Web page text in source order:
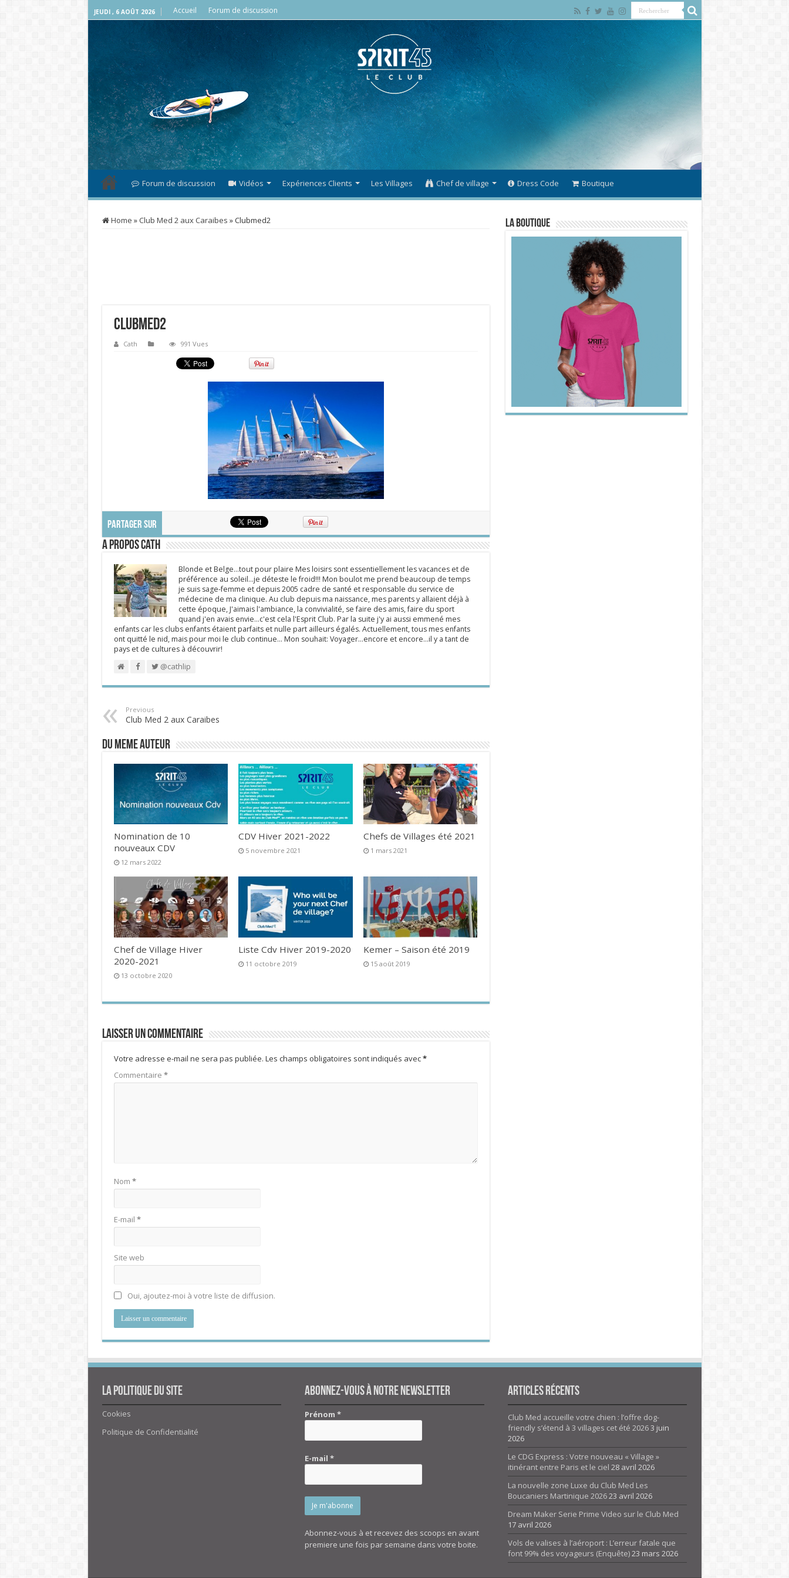
JEUDI , 6 AOÛT 2026 Accueil Forum de discussion
Forum de discussion Vidéos Expériences Clients Les Villages Chef de village Dress Code Boutique
Home » Club Med 2 aux Caraibes »Clubmed2
Clubmed2
Cath 991 Vues
PARTAGER SUR
A propos Cath
Blonde et Belge...tout pour plaire Mes loisirs sont essentiellement les vacances et de
préférence au soleil...je déteste le froid!!! Mon boulot me prend beaucoup de temps
je suis sage-femme et depuis 2005 cadre de santé et responsable du service de
médecine de ma clinique. Au club depuis ma naissance, mes parents y allaient déjà à
cette époque, J'aimais l'ambiance, la convivialité, se faire des amis, faire du sport
quand j'en avais envie...c'est cela l'Esprit Club. Par la suite j'y ai aussi emmené mes
enfants car les clubs enfants étaient parfaits et nulle part ailleurs égalés. Actuellement, tous mes enfants
ont quitté le nid, mais pour moi le club continue... Mon souhait: Voyager...encore et encore...il y a tant de
pays et de cultures à découvrir!
@cathlip
Previous
Club Med 2 aux Caraibes
DU MEME AUTEUR
Nomination de 10
nouveaux CDV
12 mars 2022
CDV Hiver 2021-2022
5 novembre 2021
Chefs de Villages été 2021
1 mars 2021
Chef de Village Hiver
2020-2021
13 octobre 2020
Liste Cdv Hiver 2019-2020
11 octobre 2019
Kemer – Saison été 2019
15 août 2019
Laisser un commentaire
Votre adresse e-mail ne sera pas publiée. Les champs obligatoires sont indiqués avec*
Commentaire *
Nom *
E-mail *
Site web
Oui, ajoutez-moi à votre liste de diffusion.
La Boutique
La politique du site
Cookies
Politique de Confidentialité
Abonnez-vous à notre newsletter
Prénom*
E-mail*
Abonnez-vous à et recevez des scoops en avant
premiere une fois par semaine dans votre boite.
Articles Récents
Club Med accueille votre chien : l’offre dog-
friendly s’étend à 3 villages cet été 20263 juin
2026
Le CDG Express : Votre nouveau « Village »
itinérant entre Paris et le ciel 28 avril 2026
La nouvelle zone Luxe du Club Med Les
Boucaniers Martinique 202623 avril 2026
Dream Maker Serie Prime Video sur le Club Med
17 avril 2026
Vols de valises à l’aéroport : L’erreur fatale que
font 99% des voyageurs (Enquête)23 mars 2026